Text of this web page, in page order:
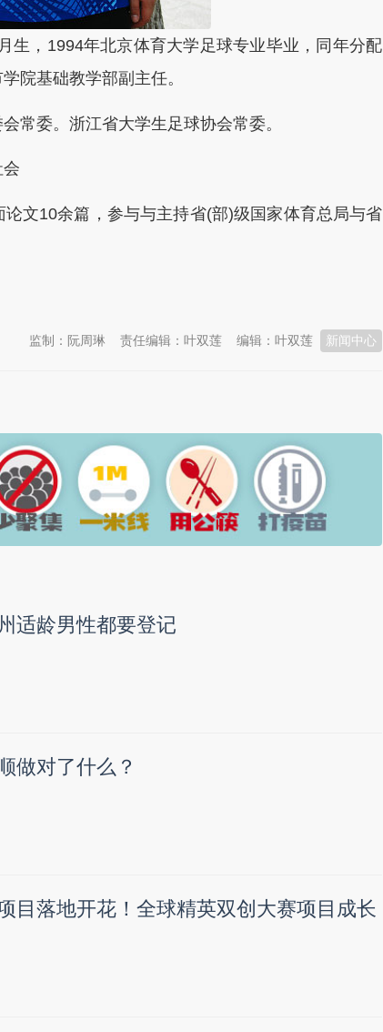
生，1994年北京体育大学足球专业毕业，同年分配
院基础教学部副主任。
委。浙江省大学生足球协会常委。
10余篇，参与与主持省(部)级国家体育总局与省
新闻中心
编辑：叶双莲
责任编辑：叶双莲
监制：阮周琳
适龄男性都要登记
做对了什么？
目落地开花！全球精英双创大赛项目成长